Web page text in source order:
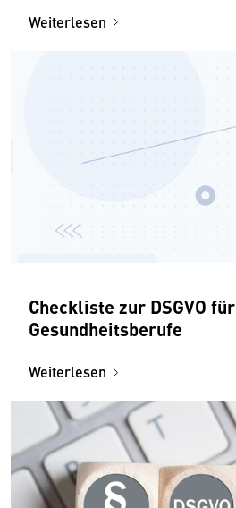
Weiterlesen
Checkliste zur DSGVO für
Gesundheitsberufe
Weiterlesen